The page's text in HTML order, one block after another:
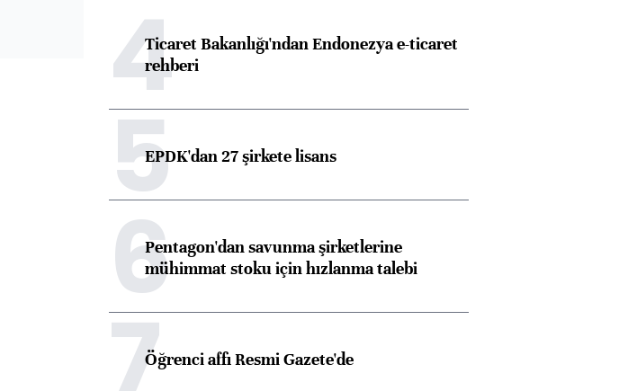
4Ticaret Bakanlığı'ndan Endonezya e-ticaret
rehberi
5EPDK'dan 27 şirkete lisans
6Pentagon'dan savunma şirketlerine
mühimmat stoku için hızlanma talebi
7Öğrenci affı Resmi Gazete'de